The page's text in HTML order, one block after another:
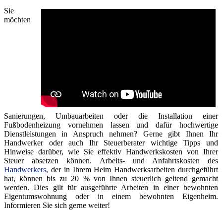
Sie
möchten
Sanierungen, Umbauarbeiten oder die Installation einer
Fußbodenheizung vornehmen lassen und dafür hochwertige
Dienstleistungen in Anspruch nehmen? Gerne gibt Ihnen Ihr
Handwerker oder auch Ihr Steuerberater wichtige Tipps und
Hinweise darüber, wie Sie effektiv Handwerkskosten von Ihrer
Steuer absetzen können. Arbeits- und Anfahrtskosten des
Handwerkers, der in Ihrem Heim Handwerksarbeiten durchgeführt
hat, können bis zu 20 % von Ihnen steuerlich geltend gemacht
werden. Dies gilt für ausgeführte Arbeiten in einer bewohnten
Eigentumswohnung oder in einem bewohnten Eigenheim.
Informieren Sie sich gerne weiter!